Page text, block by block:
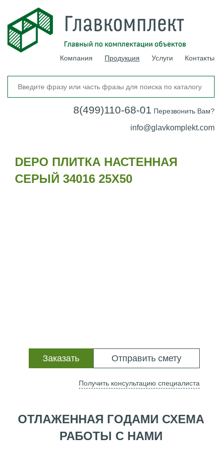
Компания Продукция Услуги Контакты
8(499)110-68-01 Перезвонить Вам?
info@glavkomplekt.com
DEPO ПЛИТКА НАСТЕННАЯ
СЕРЫЙ 34016 25Х50
Отправить смету
Заказать
Получить консультацию специалиста
ОТЛАЖЕННАЯ ГОДАМИ СХЕМА
РАБОТЫ С НАМИ